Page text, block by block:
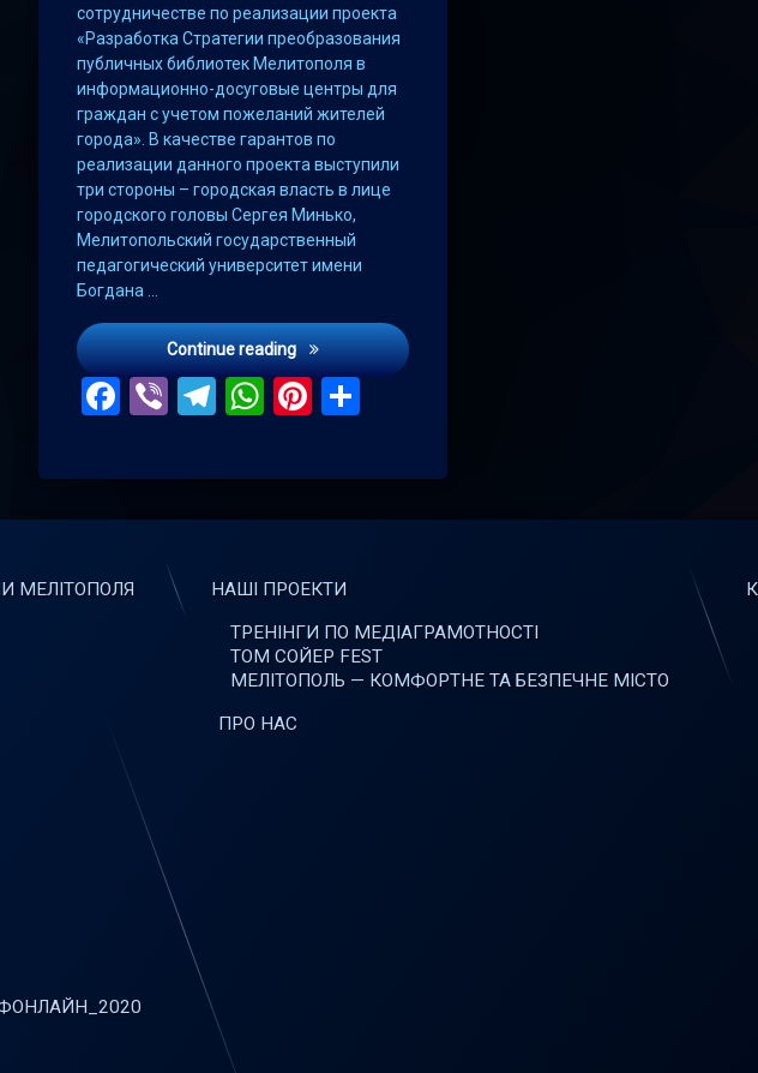
сотрудничестве по реализации проекта
«Разработка Стратегии преобразования
публичных библиотек Мелитополя в
информационно-досуговые центры для
граждан с учетом пожеланий жителей
города». В качестве гарантов по
реализации данного проекта выступили
три стороны – городская власть в лице
городского головы Сергея Минько,
Мелитопольский государственный
педагогический университет имени
Богдана …
Continue readingВ Мелитополе создадут библиотеку мечты
Facebook
ViberTelegram
WhatsApp
Pinterest
МЕЛІТОПОЛЯ
НАШІ ПРОЕКТИ
ТРЕНІНГИ ПО МЕДІАГРАМОТНОСТІ
ТОМ СОЙЕР FEST
МЕЛІТОПОЛЬ — КОМФОРТНЕ ТА БЕЗПЕЧНЕ МІСТО
ПРО НАС